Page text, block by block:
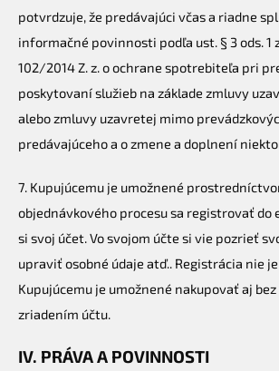
potvrdzuje, že predávajúci včas a riadne
informačné povinnosti podľa ust. § 3 ods. 1
102/2014 Z. z. o ochrane spotrebiteľa pri
poskytovaní služieb na základe zmluvy
alebo zmluvy uzavretej mimo
predávajúceho a o zmene a doplnení
7. Kupujúcemu je umožnené
objednávkového procesu sa registrovať do
si svoj účet. Vo svojom účte si vie pozrieť
upraviť osobné údaje atď.. Registrácia nie
Kupujúcemu je umožnené nakupovať aj
zriadením účtu.
IV. PRÁVA A POVINNOSTI